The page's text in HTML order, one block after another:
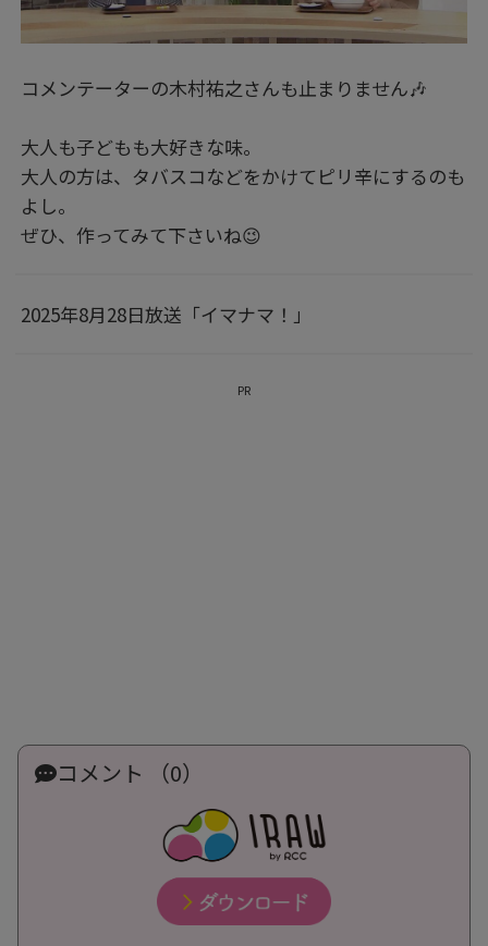
コメンテーターの木村祐之さんも止まりません🎶
大人も子どもも大好きな味。
大人の方は、タバスコなどをかけてピリ辛にするのも
よし。
ぜひ、作ってみて下さいね😉
2025年8月28日放送「イマナマ！」
PR
コメント （0）